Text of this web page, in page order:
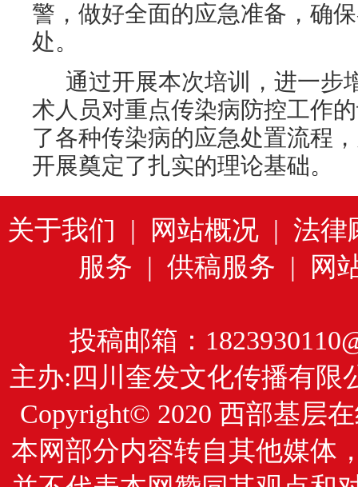
警，做好全面的应急准备，确
处。
通过开展本次培训，进一步
术人员对重点传染病防控工作
了各种传染病的应急处置流程
开展奠定了扎实的理论基础。
关于我们 | 网站概况| 法律
服务 | 供稿服务 | 网
投稿邮箱：
主办:四川奎发文化传播有
Copyright© 2020 西部基层
本网部分内容转自其他媒体